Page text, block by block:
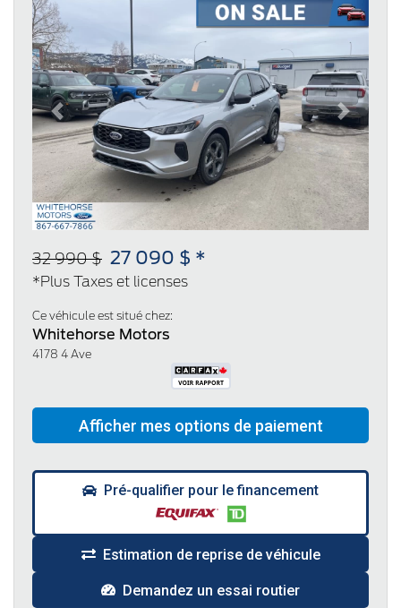
Previous Next
32 990 $ 27 090 $ *
*Plus Taxes et licenses
Ce véhicule est situé chez:
Whitehorse Motors
4178 4 Ave
Pré-qualifier pour le financement
Estimation de reprise de véhicule
Demandez un essai routier